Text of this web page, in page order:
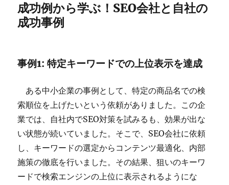
成功例から学ぶ！SEO会社と自社の
成功事例
事例1: 特定キーワードでの上位表示を達成
ある中小企業の事例として、特定の商品名での検
索順位を上げたいという依頼がありました。この企
業では、自社内でSEO対策を試みるも、効果が出な
い状態が続いていました。そこで、SEO会社に依頼
し、キーワードの選定からコンテンツ最適化、内部
施策の徹底を行いました。その結果、狙いのキーワ
ードで検索エンジンの上位に表示されるようにな